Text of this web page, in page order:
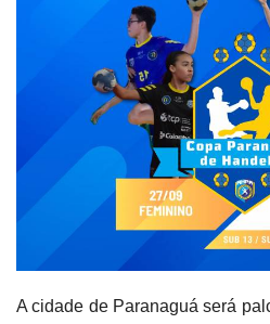
A cidade de Paranaguá será